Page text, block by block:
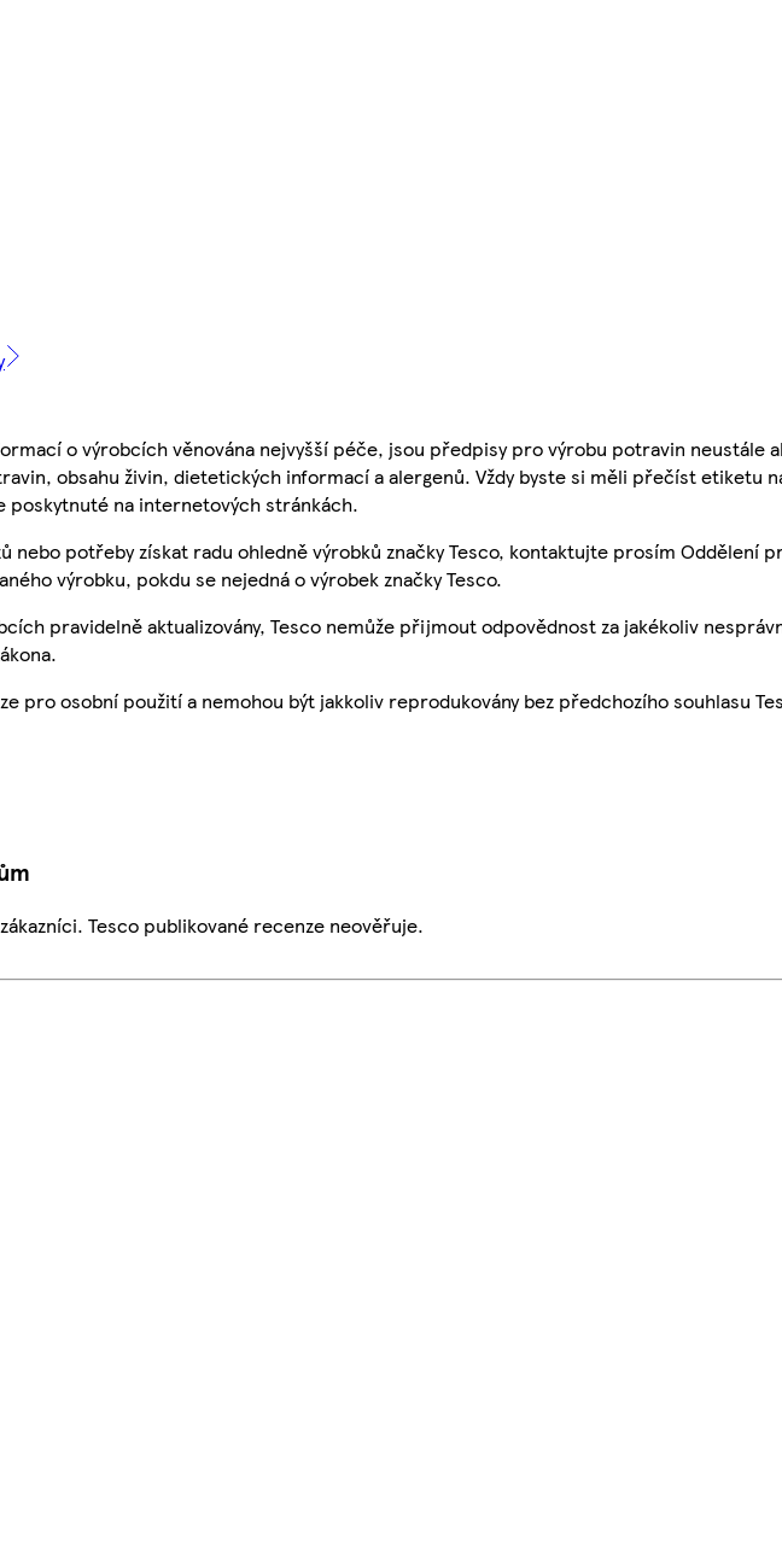
o výrobcích věnována nejvyšší péče, jsou předpisy pro výrobu potravin neustále
obsahu živin, dietetických informací a alergenů. Vždy byste si měli přečíst etiketu
poskytnuté na internetových stránkách.
nebo potřeby získat radu ohledně výrobků značky Tesco, kontaktujte prosím Oddělení
výrobku, pokdu se nejedná o výrobek značky Tesco.
pravidelně aktualizovány, Tesco nemůže přijmout odpovědnost za jakékoliv
pro osobní použití a nemohou být jakkoliv reprodukovány bez předchozího souhlasu
Tesco publikované recenze neověřuje.